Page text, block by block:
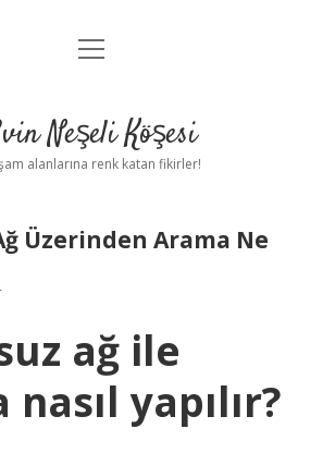
Anasayfa
Yasal Uyarı
menüyü
Neşeli Köşesi
alanlarına renk katan fikirler!
Üzerinden Arama Ne
ağ ile
yapılır?